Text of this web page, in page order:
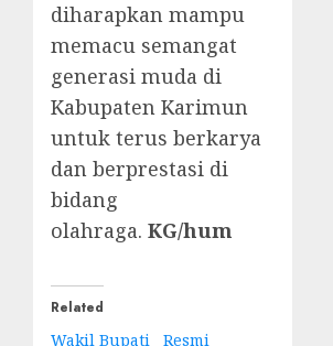
diharapkan mampu
memacu semangat
generasi muda di
Kabupaten Karimun
untuk terus berkarya
dan berprestasi di
bidang
olahraga. KG/hum
Related
Wakil Bupati
Resmi